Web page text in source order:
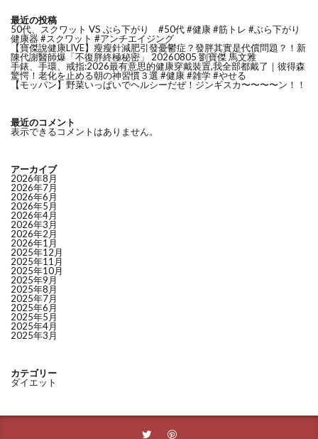
最近の投稿
50代、スクワット VS ぶら下がり #50代 #健康 #筋トレ #ぶら下がり
健康器 #スクワット #アンチエイジング
【寶傑說健康LIVE】瘦瘦針減肥引發憂鬱症？發胖其實是代償問題？！新
陳代謝醫師爆「不復胖終極秘密」 20260805 劉寶傑 馬文雅
手錶、手環、戒指:2026最有意思的健康穿戴裝置,我全部都戴了｜彼得森
驚愕！老化を止める朝の神習慣３選 #健康 #雑学 #やせる
【モッパン】野菜いっぱいでヘルシーだぜ！ジンギスカ〜〜〜〜ン！！
最近のコメント
表示できるコメントはありません。
アーカイブ
2026年8月
2026年7月
2026年6月
2026年5月
2026年4月
2026年3月
2026年2月
2026年1月
2025年12月
2025年11月
2025年10月
2025年9月
2025年8月
2025年7月
2025年6月
2025年5月
2025年4月
2025年3月
カテゴリー
ダイエット